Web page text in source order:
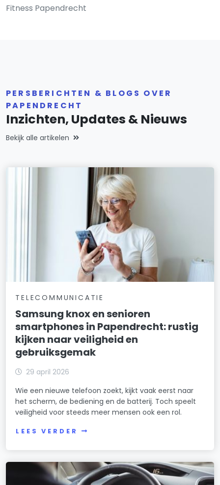
Fitness Papendrecht
PERSBERICHTEN & BLOGS OVER
PAPENDRECHT
Inzichten, Updates & Nieuws
Bekijk alle artikelen
TELECOMMUNICATIE
Samsung knox en senioren
smartphones in Papendrecht: rustig
kijken naar veiligheid en
gebruiksgemak
29 april 2026
Wie een nieuwe telefoon zoekt, kijkt vaak eerst naar
het scherm, de bediening en de batterij. Toch speelt
veiligheid voor steeds meer mensen ook een rol.
LEES VERDER